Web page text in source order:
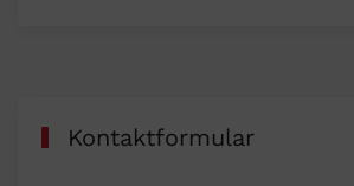
Kontaktformular